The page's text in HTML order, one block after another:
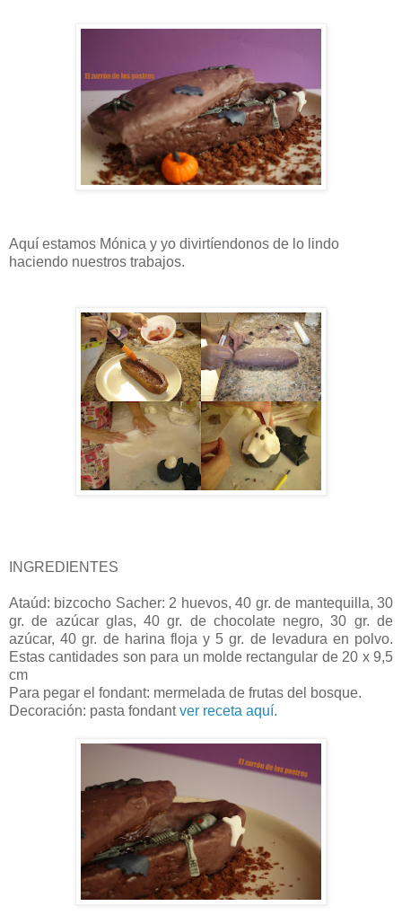
Aquí estamos Mónica y yo divirtíendonos de lo lindo
haciendo nuestros trabajos.
INGREDIENTES
Ataúd: bizcocho Sacher: 2 huevos, 40 gr. de mantequilla, 30
gr. de azúcar glas, 40 gr. de chocolate negro, 30 gr. de
azúcar, 40 gr. de harina floja y 5 gr. de levadura en polvo.
Estas cantidades son para un molde rectangular de 20 x 9,5
cm
Para pegar el fondant: mermelada de frutas del bosque.
Decoración: pasta fondantver receta aquí.